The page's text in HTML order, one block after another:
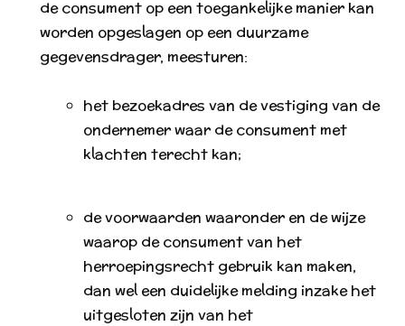
de consument op een toegankelijke manier kan
worden opgeslagen op een duurzame
gegevensdrager, meesturen:
het bezoekadres van de vestiging van de
ondernemer waar de consument met
klachten terecht kan;
de voorwaarden waaronder en de wijze
waarop de consument van het
herroepingsrecht gebruik kan maken,
dan wel een duidelijke melding inzake het
uitgesloten zijn van het